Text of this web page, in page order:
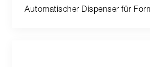
Automatischer Dispenser für